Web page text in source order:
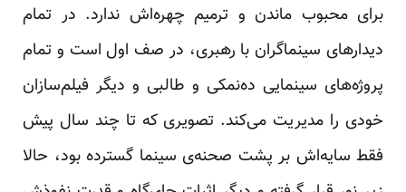
برای محبوب ماندن و ترمیم چهره‌اش ندارد. در تمام
دیدارهای سینماگران با رهبری، در صف اول است و تمام
پروژه‌های سینمایی ده‌نمکی و طالبی و دیگر فیلم‌سازان
خودی را مدیریت می‌کند. تصویری که تا چند سال پیش
فقط سایه‌اش بر پشت صحنه‌ی سینما گسترده بود، حالا